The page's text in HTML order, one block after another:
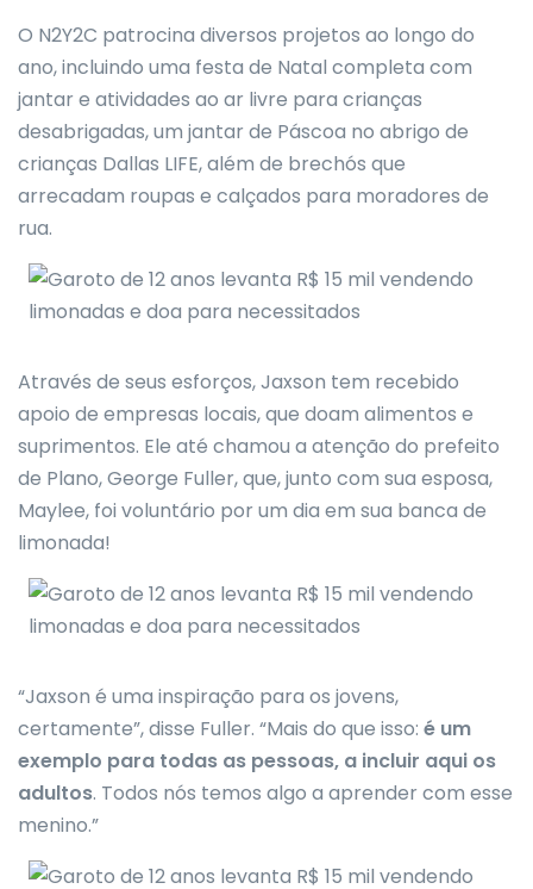
O N2Y2C patrocina diversos projetos ao longo do
ano, incluindo uma festa de Natal completa com
jantar e atividades ao ar livre para crianças
desabrigadas, um jantar de Páscoa no abrigo de
crianças Dallas LIFE, além de brechós que
arrecadam roupas e calçados para moradores de
rua.
Através de seus esforços, Jaxson tem recebido
apoio de empresas locais, que doam alimentos e
suprimentos. Ele até chamou a atenção do prefeito
de Plano, George Fuller, que, junto com sua esposa,
Maylee, foi voluntário por um dia em sua banca de
limonada!
“Jaxson é uma inspiração para os jovens,
certamente”, disse Fuller. “Mais do que isso: é um
exemplo para todas as pessoas, a incluir aqui os
adultos. Todos nós temos algo a aprender com esse
menino.”